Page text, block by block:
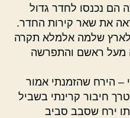
הם נכנסו לחדר גדול
את שאר קירות החדר.
לארץ שלמה אלמלא תקרה
מעל ראשם והתפרשה
– הירח שהזמנתי אמור
חיבור קרינתי בשביל
ירח שסבב סביב